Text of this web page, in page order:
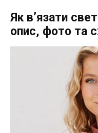
Як в’язати
опис, фото та